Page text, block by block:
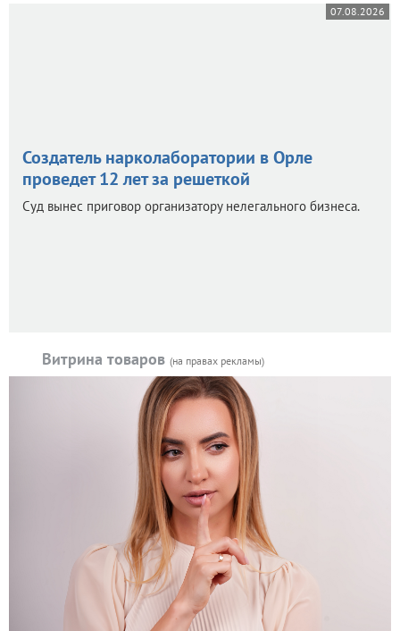
07.08.2026
Создатель нарколаборатории в Орле
проведет 12 лет за решеткой
Суд вынес приговор организатору нелегального бизнеса.
Витрина товаров (на правах рекламы)